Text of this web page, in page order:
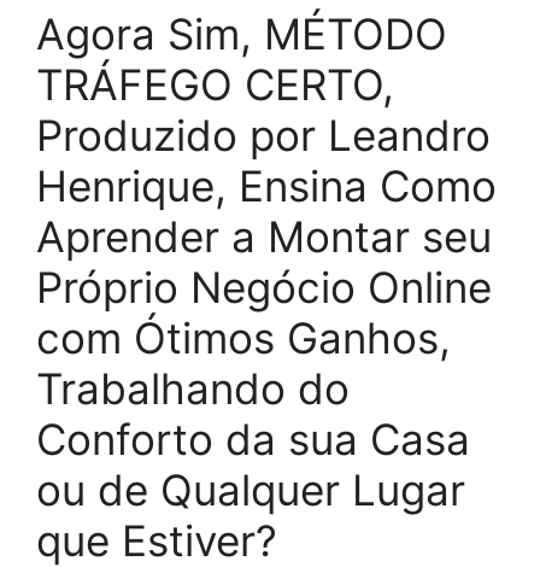
Agora Sim, MÉTODO
TRÁFEGO CERTO,
Produzido por Leandro
Henrique, Ensina Como
Aprender a Montar seu
Próprio Negócio Online
com Ótimos Ganhos,
Trabalhando do
Conforto da sua Casa
ou de Qualquer Lugar
que Estiver?